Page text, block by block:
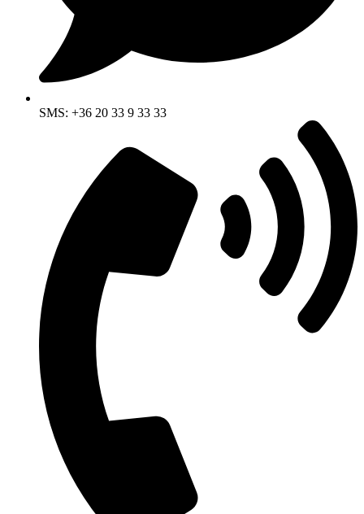
SMS: +36 20 33 9 33 33